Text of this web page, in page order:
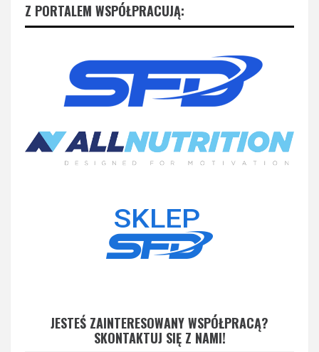
Z PORTALEM WSPÓŁPRACUJĄ:
JESTEŚ ZAINTERESOWANY WSPÓŁPRACĄ?
SKONTAKTUJ SIĘ Z NAMI!